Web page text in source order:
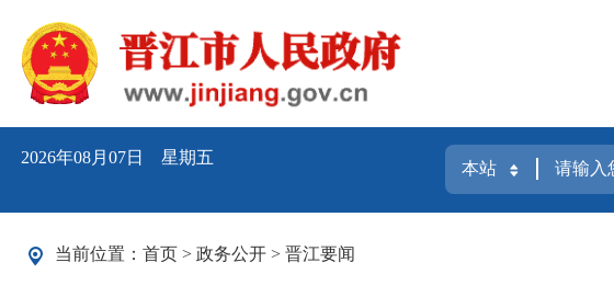
2026年08月07日 星期五
当前位置： 首页 > 政务公开 > 晋江要闻